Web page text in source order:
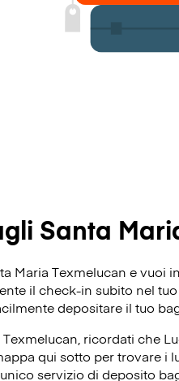
Santa
Maria Texmelucan e vuoi
il check-in subito nel
depositare il tuo
ricordati che
qui sotto per trovare i
servizio di deposito